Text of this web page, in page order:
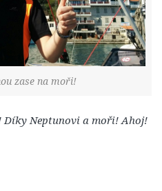
zase na moři!
Díky Neptunovi a moři! Ahoj!